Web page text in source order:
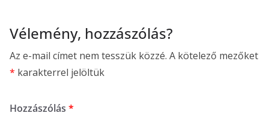
Vélemény, hozzászólás?
Az e-mail címet nem tesszük közzé. A kötelező mezőket
* karakterrel jelöltük
Hozzászólás *